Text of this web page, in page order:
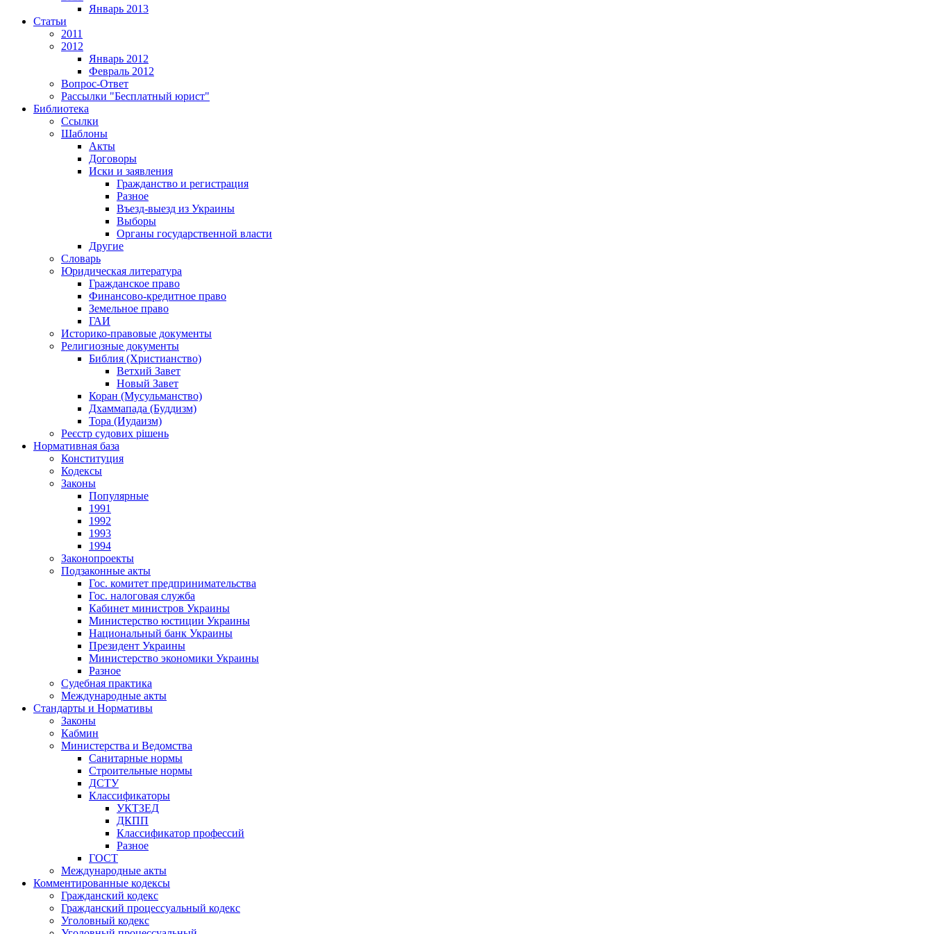
Январь 2013
Статьи
2011
2012
Январь 2012
Февраль 2012
Вопрос-Ответ
Рассылки "Бесплатный юрист"
Библиотека
Ссылки
Шаблоны
Акты
Договоры
Иски и заявления
Гражданство и регистрация
Разное
Въезд-выезд из Украины
Выборы
Органы государственной власти
Другие
Словарь
Юридическая литература
Гражданское право
Финансово-кредитное право
Земельное право
ГАИ
Историко-правовые документы
Религиозные документы
Библия (Христианство)
Ветхий Завет
Новый Завет
Коран (Мусульманство)
Дхаммапада (Буддизм)
Тора (Иудаизм)
Реєстр судових рішень
Нормативная база
Конституция
Кодексы
Законы
Популярные
1991
1992
1993
1994
Законопроекты
Подзаконные акты
Гос. комитет предпринимательства
Гос. налоговая служба
Кабинет министров Украины
Министерство юстиции Украины
Национальный банк Украины
Президент Украины
Министерство экономики Украины
Разное
Судебная практика
Международные акты
Стандарты и Нормативы
Законы
Кабмин
Министерства и Ведомства
Санитарные нормы
Строительные нормы
ДСТУ
Классификаторы
УКТЗЕД
ДКПП
Классификатор профессий
Разное
ГОСТ
Международные акты
Комментированные кодексы
Гражданский кодекс
Гражданский процессуальный кодекс
Уголовный кодекс